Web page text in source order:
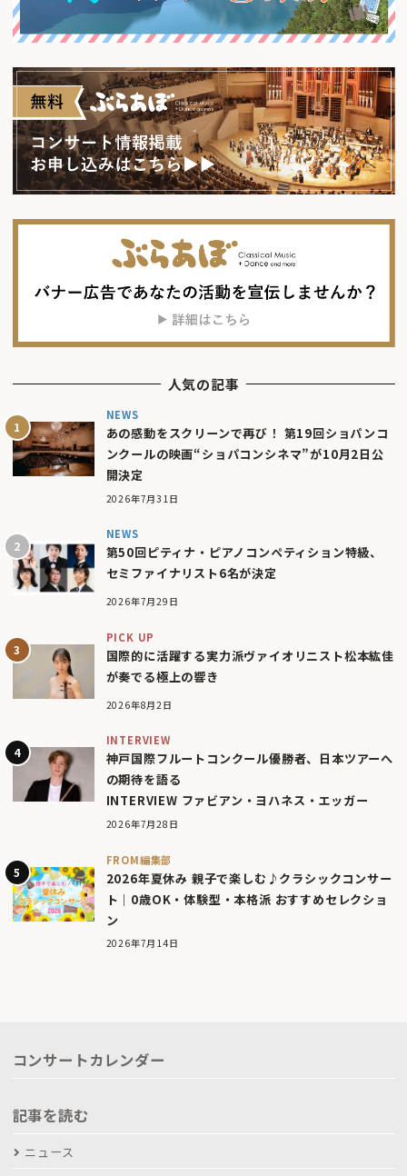
人気の記事
NEWS
あの感動をスクリーンで再び！ 第19回ショパンコ
ンクールの映画“ショパコンシネマ”が10月2日公
開決定
2026年7月31日
NEWS
第50回ピティナ・ピアノコンペティション特級、
セミファイナリスト6名が決定
2026年7月29日
PICK UP
国際的に活躍する実力派ヴァイオリニスト松本紘佳
が奏でる極上の響き
2026年8月2日
INTERVIEW
神戸国際フルートコンクール優勝者、日本ツアーへ
の期待を語る
INTERVIEW ファビアン・ヨハネス・エッガー
2026年7月28日
FROM編集部
2026年夏休み 親子で楽しむ♪クラシックコンサー
ト｜0歳OK・体験型・本格派 おすすめセレクショ
ン
2026年7月14日
コンサートカレンダー
記事を読む
ニュース